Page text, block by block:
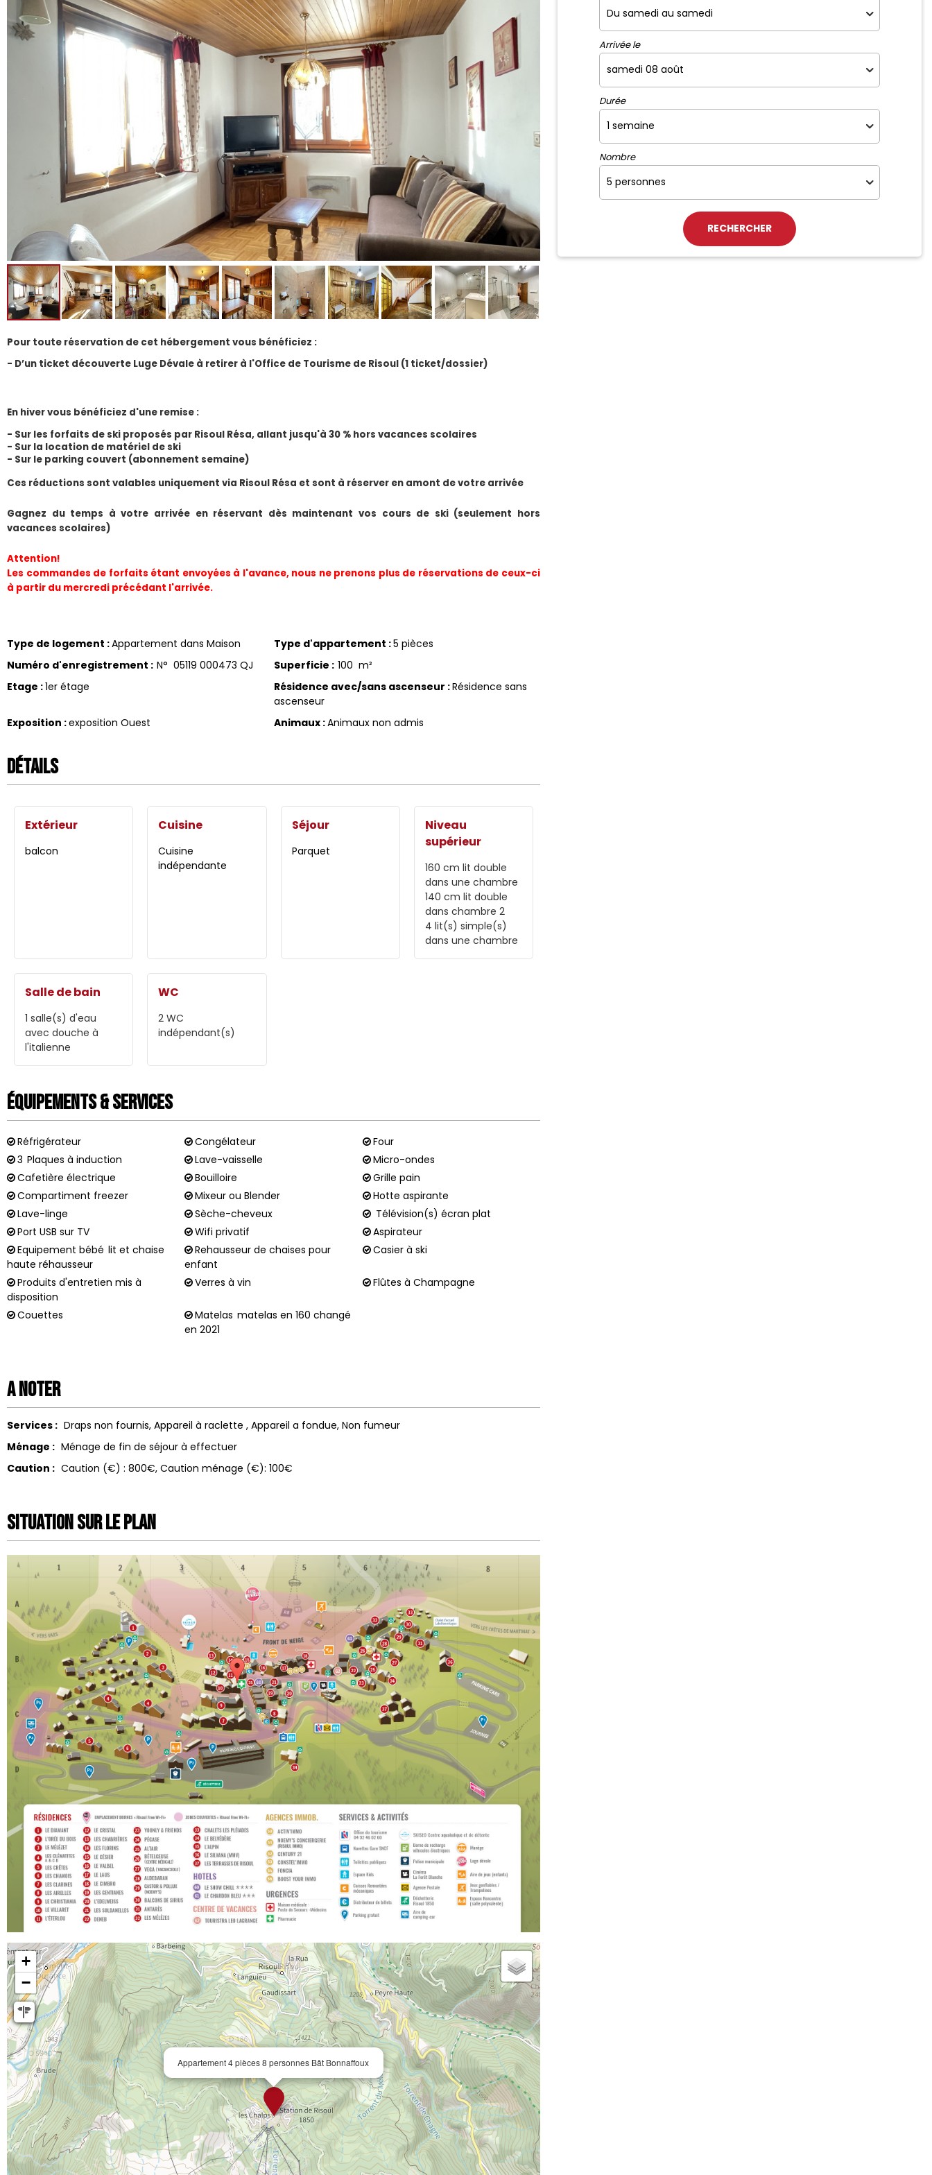
Arrivée le
Durée
Nombre
Pour toute réservation de cet hébergement vous bénéficiez :
- D’un ticket découverte Luge Dévale à retirer à l'Office de Tourisme de Risoul (1 ticket/dossier)
En hiver vous bénéficiez d'une remise :
- Sur les forfaits de ski proposés par Risoul Résa, allant jusqu'à 30 % hors vacances scolaires
- Sur la location de matériel de ski
- Sur le parking couvert (abonnement semaine)
​Ces réductions sont valables uniquement via Risoul Résa et sont à réserver en amont de votre arrivée
Gagnez du temps à votre arrivée en réservant dès maintenant vos cours de ski (seulement hors
vacances scolaires)
Attention!
Les commandes de forfaits étant envoyées à l'avance, nous ne prenons plus de réservations de ceux-ci
à partir du mercredi précédant l'arrivée.
Type de logement :Appartement dans Maison Type d'appartement :5 pièces
Numéro d'enregistrement : N° 05119 000473 QJ Superficie : 100 m²
Etage :1er étage Résidence avec/sans ascenseur :Résidence sans
ascenseur
Exposition :exposition Ouest Animaux :Animaux non admis
Détails
Extérieur
balcon
Cuisine
Cuisine
indépendante
Séjour
Parquet
Niveau
supérieur
160 cm lit double
dans une chambre
140 cm lit double
dans chambre 2
4 lit(s) simple(s)
dans une chambre
Salle de bain
1 salle(s) d'eau
avec douche à
l'italienne
WC
2 WC
indépendant(s)
Équipements & Services
Réfrigérateur Congélateur
Four
3 Plaques à induction Lave-vaisselle
Micro-ondes
Cafetière électrique
Bouilloire
Grille pain
Compartiment freezer
Mixeur ou Blender
Hotte aspirante
Lave-linge
Sèche-cheveux
Télévision(s) écran plat
Port USB sur TV
Wifi privatif
Aspirateur
Equipement bébé lit et chaise
haute réhausseur
Rehausseur de chaises pour
enfant
Casier à ski
Produits d'entretien mis à
disposition
Verres à vin Flûtes à Champagne
Couettes Matelas matelas en 160 changé
en 2021
A noter
Services : Draps non fournis Appareil à raclette Appareil a fondue Non fumeur
Ménage : Ménage de fin de séjour à effectuer
Caution : Caution (€) : 800€ Caution ménage (€): 100€
Situation sur le Plan
Appartement 4 pièces 8 personnes Bât Bonnaffoux
+
−